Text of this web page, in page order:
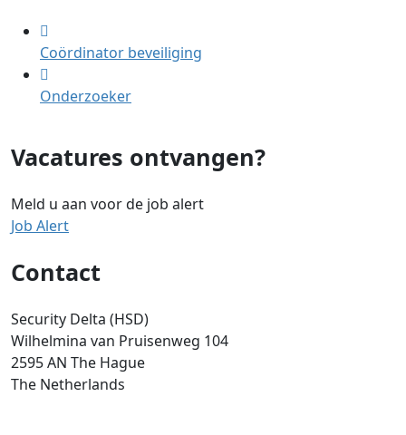
Coördinator beveiliging
Onderzoeker
Vacatures ontvangen?
Meld u aan voor de job alert
Job Alert
Contact
Security Delta (HSD)
Wilhelmina van Pruisenweg 104
2595 AN The Hague
The Netherlands